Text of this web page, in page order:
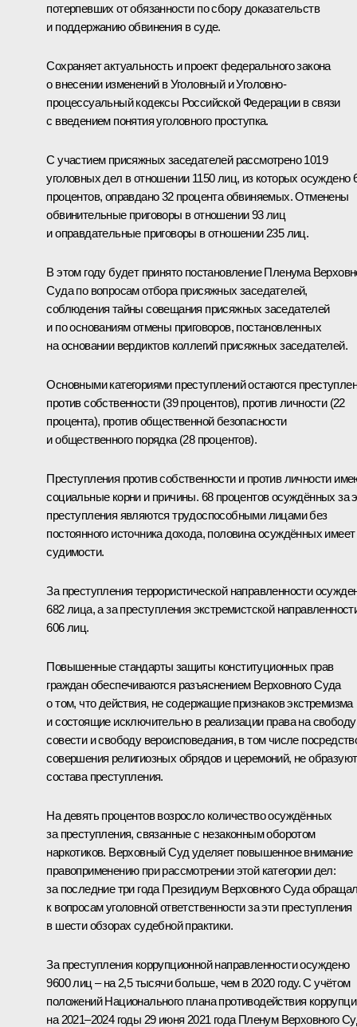
потерпевших от обязанности по сбору доказательств
и поддержанию обвинения в суде.
Сохраняет актуальность и проект федерального закона
о внесении изменений в Уголовный и Уголовно-
процессуальный кодексы Российской Федерации в связи
с введением понятия уголовного проступка.
С участием присяжных заседателей рассмотрено 1019
уголовных дел в отношении 1150 лиц, из которых осуждено
процентов, оправдано 32 процента обвиняемых. Отменены
обвинительные приговоры в отношении 93 лиц
и оправдательные приговоры в отношении 235 лиц.
В этом году будет принято постановление Пленума
Суда по вопросам отбора присяжных заседателей,
соблюдения тайны совещания присяжных заседателей
и по основаниям отмены приговоров, постановленных
на основании вердиктов коллегий присяжных заседателей.
Основными категориями преступлений остаются
против собственности (39 процентов), против личности (22
процента), против общественной безопасности
и общественного порядка (28 процентов).
Преступления против собственности и против личности
социальные корни и причины. 68 процентов осуждённых за
преступления являются трудоспособными лицами без
постоянного источника дохода, половина осуждённых имеет
судимости.
За преступления террористической направленности
682 лица, а за преступления экстремистской
606 лиц.
Повышенные стандарты защиты конституционных прав
граждан обеспечиваются разъяснением Верховного Суда
о том, что действия, не содержащие признаков экстремизма
и состоящие исключительно в реализации права на свободу
совести и свободу вероисповедания, в том числе
совершения религиозных обрядов и церемоний, не образуют
состава преступления.
На девять процентов возросло количество осуждённых
за преступления, связанные с незаконным оборотом
наркотиков. Верховный Суд уделяет повышенное внимание
правоприменению при рассмотрении этой категории дел:
за последние три года Президиум Верховного Суда
к вопросам уголовной ответственности за эти преступления
в шести обзорах судебной практики.
За преступления коррупционной направленности осуждено
9600 лиц – на 2,5 тысячи больше, чем в 2020 году. С учётом
положений Национального плана противодействия
на 2021–2024 годы 29 июня 2021 года Пленум Верховного